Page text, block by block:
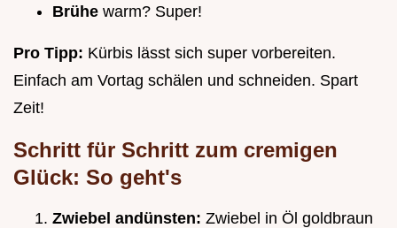
Brühe warm? Super!
Pro Tipp: Kürbis lässt sich super vorbereiten.
Einfach am Vortag schälen und schneiden. Spart
Zeit!
Schritt für Schritt zum cremigen
Glück: So geht's
Zwiebel andünsten: Zwiebel in Öl goldbraun